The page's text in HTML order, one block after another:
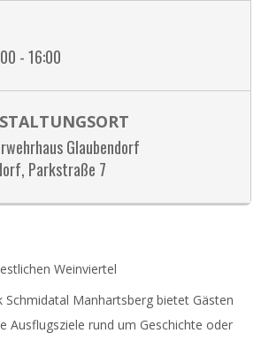
Gesundheit unterstützt. All
des Selbstbewusstseins bei
Kinder gefördert.
dann lass dein Kind die Freude an
Welt der Entspannung erleben.
18.08.2025bei Sonja Pinz unter
Platz und komme 10 Minuten vor
- 16:00
Glaubendorf
Parkstraße 7
Weinviertel
Schmidatal Manhartsberg bietet Gästen
Ausflugsziele rund um Geschichte oder